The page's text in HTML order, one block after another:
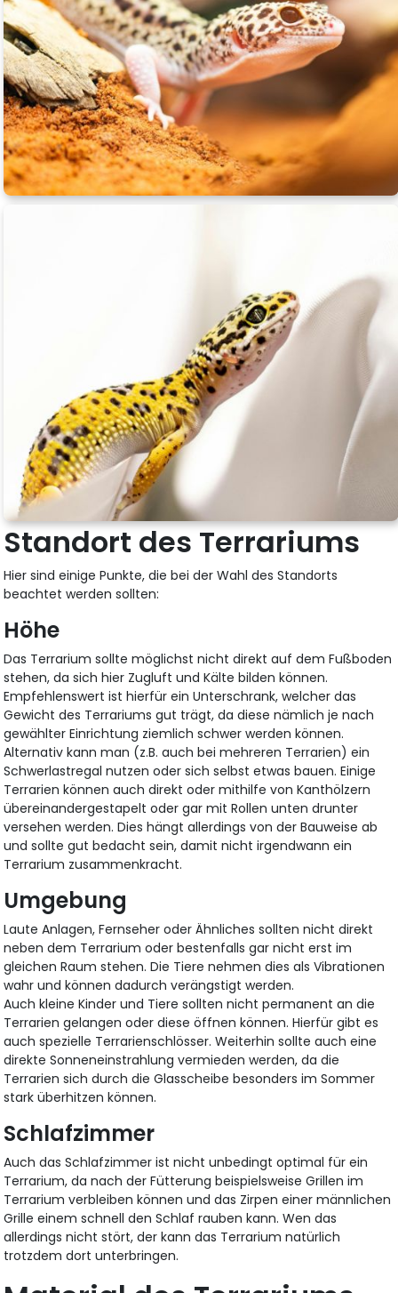
Standort des Terrariums
Hier sind einige Punkte, die bei der Wahl des Standorts
beachtet werden sollten:
Höhe
Das Terrarium sollte möglichst nicht direkt auf dem Fußboden
stehen, da sich hier Zugluft und Kälte bilden können.
Empfehlenswert ist hierfür ein Unterschrank, welcher das
Gewicht des Terrariums gut trägt, da diese nämlich je nach
gewählter Einrichtung ziemlich schwer werden können.
Alternativ kann man (z.B. auch bei mehreren Terrarien) ein
Schwerlastregal nutzen oder sich selbst etwas bauen. Einige
Terrarien können auch direkt oder mithilfe von Kanthölzern
übereinandergestapelt oder gar mit Rollen unten drunter
versehen werden. Dies hängt allerdings von der Bauweise ab
und sollte gut bedacht sein, damit nicht irgendwann ein
Terrarium zusammenkracht.
Umgebung
Laute Anlagen, Fernseher oder Ähnliches sollten nicht direkt
neben dem Terrarium oder bestenfalls gar nicht erst im
gleichen Raum stehen. Die Tiere nehmen dies als Vibrationen
wahr und können dadurch verängstigt werden.
Auch kleine Kinder und Tiere sollten nicht permanent an die
Terrarien gelangen oder diese öffnen können. Hierfür gibt es
auch spezielle Terrarienschlösser. Weiterhin sollte auch eine
direkte Sonneneinstrahlung vermieden werden, da die
Terrarien sich durch die Glasscheibe besonders im Sommer
stark überhitzen können.
Schlafzimmer
Auch das Schlafzimmer ist nicht unbedingt optimal für ein
Terrarium, da nach der Fütterung beispielsweise Grillen im
Terrarium verbleiben können und das Zirpen einer männlichen
Grille einem schnell den Schlaf rauben kann. Wen das
allerdings nicht stört, der kann das Terrarium natürlich
trotzdem dort unterbringen.